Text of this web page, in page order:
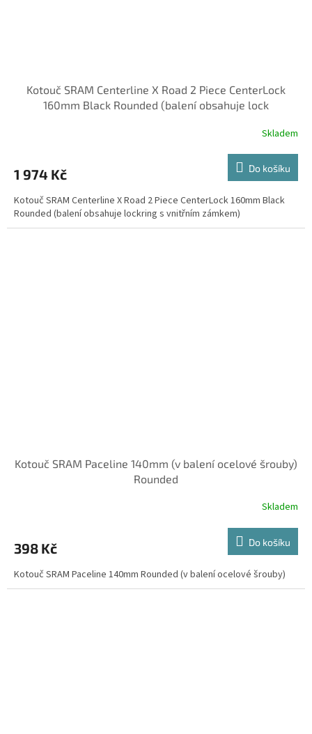
Kotouč SRAM Centerline X Road 2 Piece CenterLock
160mm Black Rounded (balení obsahuje lock
Skladem
1 974 Kč Do košíku
Kotouč SRAM Centerline X Road 2 Piece CenterLock 160mm Black
Rounded (balení obsahuje lockring s vnitřním zámkem)
Kotouč SRAM Paceline 140mm (v balení ocelové šrouby)
Rounded
Skladem
398 Kč Do košíku
Kotouč SRAM Paceline 140mm Rounded (v balení ocelové šrouby)